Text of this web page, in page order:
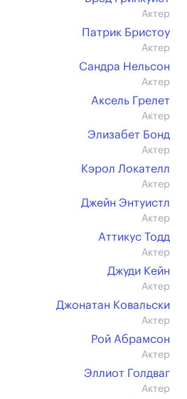
Актер
Патрик Бристоу
Актер
Сандра Нельсон
Актер
Аксель Грелет
Актер
Элизабет Бонд
Актер
Кэрол Локателл
Актер
Джейн Энтуистл
Актер
Аттикус Тодд
Актер
Джуди Кейн
Актер
Джонатан Ковальски
Актер
Рой Абрамсон
Актер
Эллиот Голдваг
Актер